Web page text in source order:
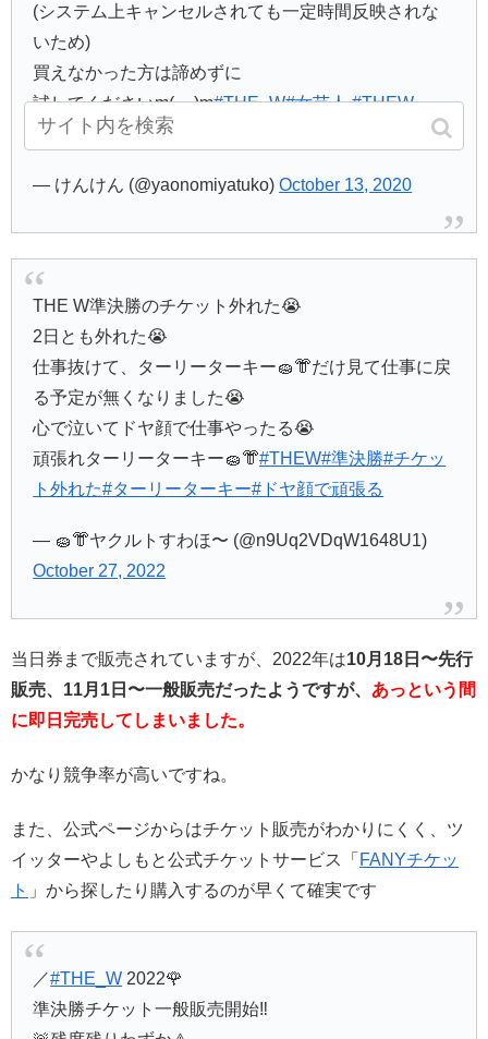
(システム上キャンセルされても一定時間反映されな
いため)
買えなかった方は諦めずに
試してくださいm(__)m#THE_W#女芸人 #THEW
pic.twitter.com/5XlX2nK1nI
— けんけん (@yaonomiyatuko)October 13, 2020
THE W準決勝のチケット外れた😭
2日とも外れた😭
仕事抜けて、ターリーターキー🧽👘だけ見て仕事に戻
る予定が無くなりました😭
心で泣いてドヤ顔で仕事やったる😭
頑張れターリーターキー🧽👘#THEW#準決勝#チケッ
ト外れた#ターリーターキー#ドヤ顔で頑張る
— 🧽👘ヤクルトすわほ〜 (@n9Uq2VDqW1648U1)
October 27, 2022
当日券まで販売されていますが、2022年は10月18日〜先行
販売、11月1日〜一般販売だったようですが、 あっという間
に即日完売してしまいました。
かなり競争率が高いですね。
また、公式ページからはチケット販売がわかりにくく、ツ
イッターやよしもと公式チケットサービス「 FANYチケッ
ト 」から探したり購入するのが早くて確実です
／#THE_W 2022🌹
準決勝チケット一般販売開始‼️